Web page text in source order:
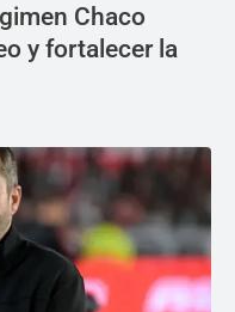
Chaco
y fortalecer la